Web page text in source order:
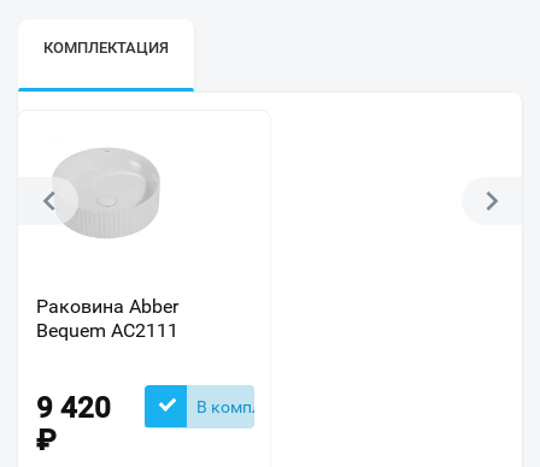
КОМПЛЕКТАЦИЯ
Раковина Abber
Bequem AC2111
9 420
₽
В комплекте